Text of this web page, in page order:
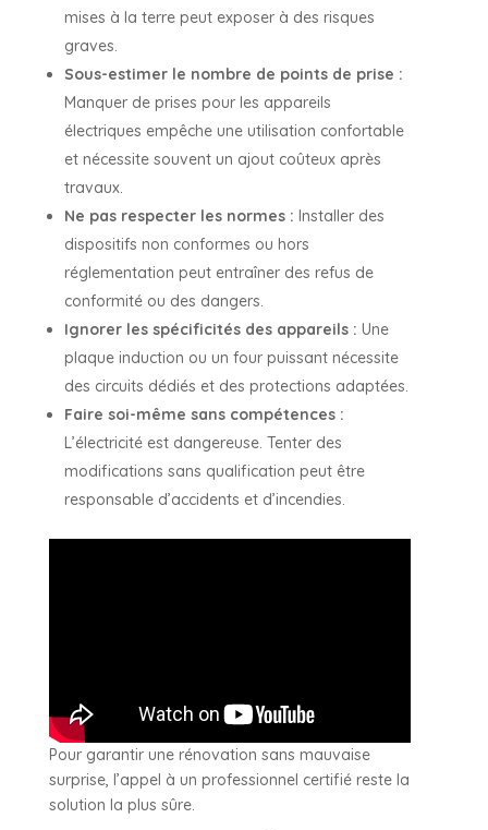
mises à la terre peut exposer à des risques
graves.
Sous-estimer le nombre de points de prise :
Manquer de prises pour les appareils
électriques empêche une utilisation confortable
et nécessite souvent un ajout coûteux après
travaux.
Ne pas respecter les normes : Installer des
dispositifs non conformes ou hors
réglementation peut entraîner des refus de
conformité ou des dangers.
Ignorer les spécificités des appareils : Une
plaque induction ou un four puissant nécessite
des circuits dédiés et des protections adaptées.
Faire soi-même sans compétences :
L’électricité est dangereuse. Tenter des
modifications sans qualification peut être
responsable d’accidents et d’incendies.
Pour garantir une rénovation sans mauvaise
surprise, l’appel à un professionnel certifié reste la
solution la plus sûre.